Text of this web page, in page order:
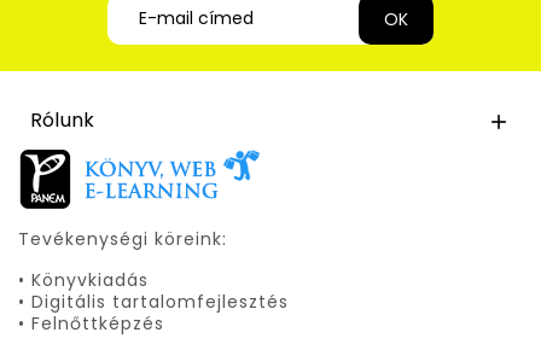
Rólunk 
Tevékenységi köreink:
• Könyvkiadás
• Digitális tartalomfejlesztés
• Felnőttképzés